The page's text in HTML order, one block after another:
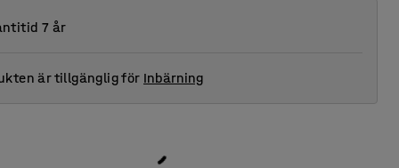
7 år
är tillgänglig för Inbärning